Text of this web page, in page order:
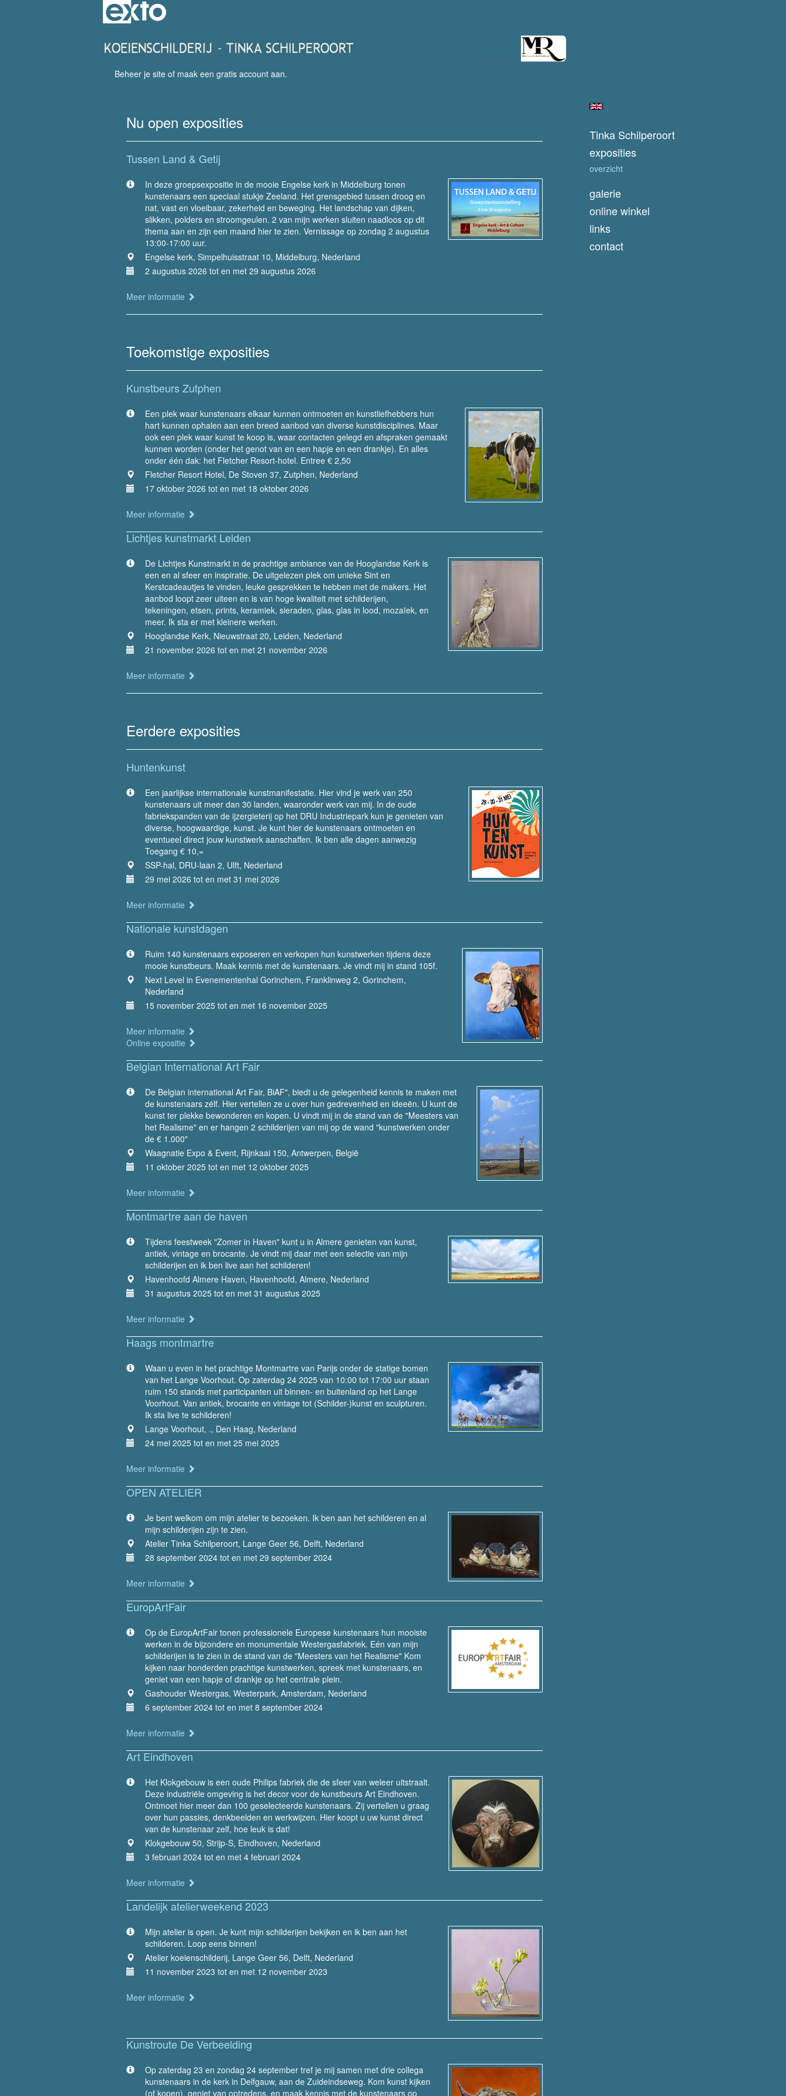
Beheer je site of maak een gratis account aan.
Nu open exposities
Tussen Land & Getij
In deze groepsexpositie in de mooie Engelse kerk in Middelburg tonen
kunstenaars een speciaal stukje Zeeland. Het grensgebied tussen droog en
nat, vast en vloeibaar, zekerheid en beweging. Het landschap van dijken,
slikken, polders en stroomgeulen. 2 van mijn werken sluiten naadloos op dit
thema aan en zijn een maand hier te zien. Vernissage op zondag 2 augustus
13:00-17:00 uur.
Engelse kerk, Simpelhuisstraat 10, Middelburg, Nederland
2 augustus 2026 tot en met 29 augustus 2026
Meer informatie
Toekomstige exposities
Kunstbeurs Zutphen
Een plek waar kunstenaars elkaar kunnen ontmoeten en kunstliefhebbers hun
hart kunnen ophalen aan een breed aanbod van diverse kunstdisciplines. Maar
ook een plek waar kunst te koop is, waar contacten gelegd en afspraken gemaakt
kunnen worden (onder het genot van en een hapje en een drankje). En alles
onder één dak: het Fletcher Resort-hotel. Entree € 2,50
Fletcher Resort Hotel, De Stoven 37, Zutphen, Nederland
17 oktober 2026 tot en met 18 oktober 2026
Meer informatie
Lichtjes kunstmarkt Leiden
De Lichtjes Kunstmarkt in de prachtige ambiance van de Hooglandse Kerk is
een en al sfeer en inspiratie. De uitgelezen plek om unieke Sint en
Kerstcadeautjes te vinden, leuke gesprekken te hebben met de makers. Het
aanbod loopt zeer uiteen en is van hoge kwaliteit met schilderijen,
tekeningen, etsen, prints, keramiek, sieraden, glas, glas in lood, mozaïek, en
meer. Ik sta er met kleinere werken.
Hooglandse Kerk, Nieuwstraat 20, Leiden, Nederland
21 november 2026 tot en met 21 november 2026
Meer informatie
Eerdere exposities
Huntenkunst
Een jaarlijkse internationale kunstmanifestatie. Hier vind je werk van 250
kunstenaars uit meer dan 30 landen, waaronder werk van mij. In de oude
fabriekspanden van de ijzergieterij op het DRU Industriepark kun je genieten van
diverse, hoogwaardige, kunst. Je kunt hier de kunstenaars ontmoeten en
eventueel direct jouw kunstwerk aanschaffen. Ik ben alle dagen aanwezig
Toegang € 10,=
SSP-hal, DRU-laan 2, Ulft, Nederland
29 mei 2026 tot en met 31 mei 2026
Meer informatie
Nationale kunstdagen
Ruim 140 kunstenaars exposeren en verkopen hun kunstwerken tijdens deze
mooie kunstbeurs. Maak kennis met de kunstenaars. Je vindt mij in stand 105f.
Next Level in Evenementenhal Gorinchem, Franklinweg 2, Gorinchem,
Nederland
15 november 2025 tot en met 16 november 2025
Meer informatie
Online expositie
Belgian International Art Fair
De Belgian international Art Fair, BiAF", biedt u de gelegenheid kennis te maken met
de kunstenaars zélf. Hier vertellen ze u over hun gedrevenheid en ideeën. U kunt de
kunst ter plekke bewonderen en kopen. U vindt mij in de stand van de "Meesters van
het Realisme" en er hangen 2 schilderijen van mij op de wand "kunstwerken onder
de € 1.000"
Waagnatie Expo & Event, Rijnkaai 150, Antwerpen, België
11 oktober 2025 tot en met 12 oktober 2025
Meer informatie
Montmartre aan de haven
Tijdens feestweek "Zomer in Haven" kunt u in Almere genieten van kunst,
antiek, vintage en brocante. Je vindt mij daar met een selectie van mijn
schilderijen en ik ben live aan het schilderen!
Havenhoofd Almere Haven, Havenhoofd, Almere, Nederland
31 augustus 2025 tot en met 31 augustus 2025
Meer informatie
Haags montmartre
Waan u even in het prachtige Montmartre van Parijs onder de statige bomen
van het Lange Voorhout. Op zaterdag 24 2025 van 10:00 tot 17:00 uur staan
ruim 150 stands met participanten uit binnen- en buitenland op het Lange
Voorhout. Van antiek, brocante en vintage tot (Schilder-)kunst en sculpturen.
Ik sta live te schilderen!
Lange Voorhout, ., Den Haag, Nederland
24 mei 2025 tot en met 25 mei 2025
Meer informatie
OPEN ATELIER
Je bent welkom om mijn atelier te bezoeken. Ik ben aan het schilderen en al
mijn schilderijen zijn te zien.
Atelier Tinka Schilperoort, Lange Geer 56, Delft, Nederland
28 september 2024 tot en met 29 september 2024
Meer informatie
EuropArtFair
Op de EuropArtFair tonen professionele Europese kunstenaars hun mooiste
werken in de bijzondere en monumentale Westergasfabriek. Eén van mijn
schilderijen is te zien in de stand van de "Meesters van het Realisme" Kom
kijken naar honderden prachtige kunstwerken, spreek met kunstenaars, en
geniet van een hapje of drankje op het centrale plein.
Gashouder Westergas, Westerpark, Amsterdam, Nederland
6 september 2024 tot en met 8 september 2024
Meer informatie
Art Eindhoven
Het Klokgebouw is een oude Philips fabriek die de sfeer van weleer uitstraalt.
Deze industriële omgeving is het decor voor de kunstbeurs Art Eindhoven.
Ontmoet hier meer dan 100 geselecteerde kunstenaars. Zij vertellen u graag
over hun passies, denkbeelden en werkwijzen. Hier koopt u uw kunst direct
van de kunstenaar zelf, hoe leuk is dat!
Klokgebouw 50, Strijp-S, Eindhoven, Nederland
3 februari 2024 tot en met 4 februari 2024
Meer informatie
Landelijk atelierweekend 2023
Mijn atelier is open. Je kunt mijn schilderijen bekijken en ik ben aan het
schilderen. Loop eens binnen!
Atelier koeienschilderij, Lange Geer 56, Delft, Nederland
11 november 2023 tot en met 12 november 2023
Meer informatie
Kunstroute De Verbeelding
Op zaterdag 23 en zondag 24 september tref je mij samen met drie collega
kunstenaars in de kerk in Delfgauw, aan de Zuideindseweg. Kom kunst kijken
(of kopen), geniet van optredens, en maak kennis met de kunstenaars op
Tinka Schilperoort
exposities
overzicht
galerie
online winkel
links
contact